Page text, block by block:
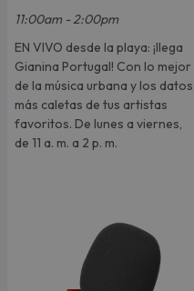
11:00am - 2:00pm
EN VIVO desde la playa: ¡llega
Gianina Portugal! Con lo mejor
de la música urbana y los datos
más caletas de tus artistas
favoritos. De lunes a viernes,
de 11 a. m. a 2 p. m.